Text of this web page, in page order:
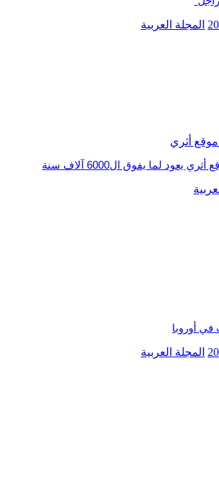
المجلة العربية
لما يفوق ال6000 آلاف سنة
أوروبا
المجلة العربية